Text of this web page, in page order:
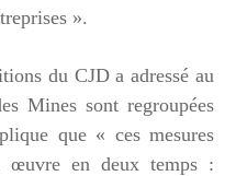
».
du CJD a adressé au
Mines sont regroupées
que « ces mesures
œuvre en deux temps :